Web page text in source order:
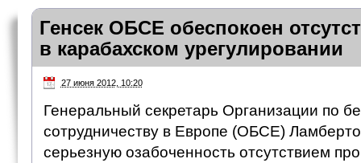
Генсек ОБСЕ обеспокоен
в карабахском урегулировании
27 июня 2012, 10:20
Генеральный секретарь Организации по
сотрудничеству в Европе (ОБСЕ)
серьезную озабоченность отсутствием